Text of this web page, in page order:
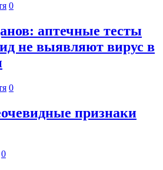
0
аптечные тесты
не выявляют вирус в
0
признаки
0